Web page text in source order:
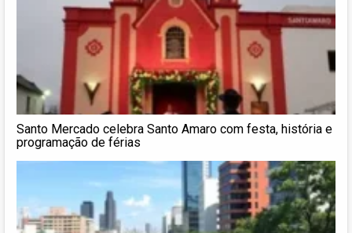
Santo Mercado celebra Santo Amaro com festa, história e
programação de férias